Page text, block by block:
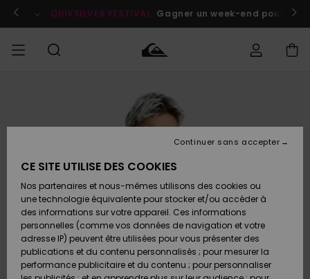
l'information
le
QUIKSILVER FESTIVAL Gagner un week-end pour
Vêtements
Chaussures
& Tongs
Surf
Vêtements
Chaussures
& Tongs
Surf
FEMME
A
Découvrir
Snow
SURF
Homme
Surf
Shop
Enfant
Highlights
SNOW
Homme
Snow
Shop
Enfant
Snow
Shop
Femme
Homme
Enfant
Outlet
Femme
commande
Retours
Paiement
Carte
Cadeau
CE SITE UTILISE DES COOKIES
Nos partenaires et nous-mêmes utilisons des cookies ou
une technologie équivalente pour stocker et/ou accéder à
des informations sur votre appareil. Ces informations
personnelles (comme vos données de navigation et votre
adresse IP) peuvent être utilisées pour vous présenter des
publications et du contenu personnalisés ; pour mesurer la
performance publicitaire et du contenu ; pour personnaliser
Continuer sans accepter